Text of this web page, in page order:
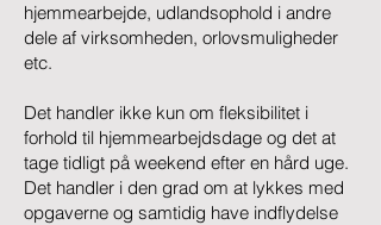
hjemmearbejde, udlandsophold i andre
dele af virksomheden, orlovsmuligheder
etc.
Det handler ikke kun om fleksibilitet i
forhold til hjemmearbejdsdage og det at
tage tidligt på weekend efter en hård uge.
Det handler i den grad om at lykkes med
opgaverne og samtidig have indflydelse